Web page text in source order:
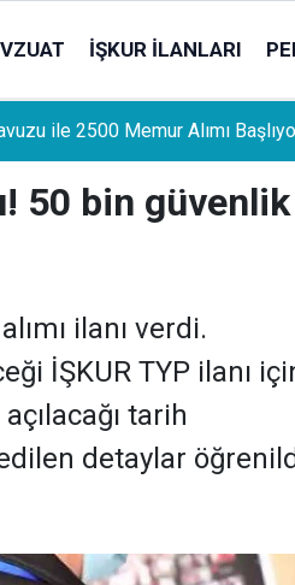
İŞKUR İLANLARI
Gelişme: Stopaj Oranları
50 bin güvenlik
ilanı verdi.
İŞKUR TYP ilanı
tarih
detaylar